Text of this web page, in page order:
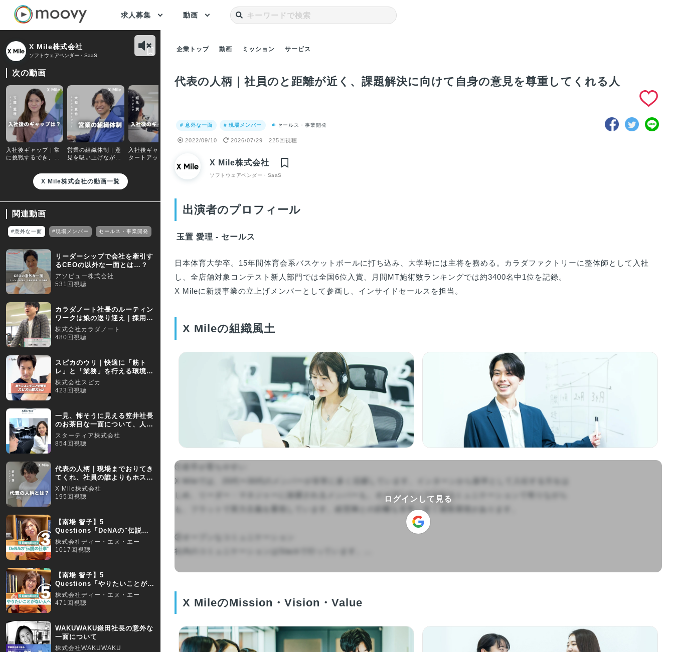
求人募集 動画
X Mile株式会社
ソフトウェアベンダー・SaaS
次の動画
入社後ギャップ｜常
に挑戦するでき、会
じられる環境
営業の組織体制｜意
見を吸い上げなが
できる組織作りを目
指す
入社後ギャップ｜ス
タートアップならで
はのスピード感があ
働く社員の生活/健康
をサポートしていま
でおりてきてくれ、
社員の誰よりもホス
ピタリティが高い社
長です
X Mile株式会社の動画一覧
関連動画
#意外な一面 #現場メンバー セールス・事業開発
リーダーシップで会社を牽引す
るCEOの以外な一面とは…？
アソビュー株式会社
531回視聴
カラダノート社長のルーティン
ワークは娘の送り迎え｜採用動
画
株式会社カラダノート
480回視聴
スピカのウリ｜快適に「筋ト
レ」と「業務」を行える環境が
あります
株式会社スピカ
423回視聴
一見、怖そうに見える笠井社長
のお茶目な一面について、人事
が語る！
スターティア株式会社
854回視聴
代表の人柄｜現場までおりてき
てくれ、社員の誰よりもホスピ
タリティが高い社長です
X Mile株式会社
195回視聴
【南場 智子】5
Questions「DeNAの"伝説の
仕事"とは？」
株式会社ディー・エヌ・エー
1017回視聴
【南場 智子】5
Questions「やりたいことがな
くて困っている人へ」
株式会社ディー・エヌ・エー
471回視聴
WAKUWAKU鎌田社長の意外な
一面について
株式会社WAKUWAKU
企業トップ 動画 ミッション サービス
代表の人柄｜社員のと距離が近く、課題解決に向けて自身の意見を尊重してくれる人
# 意外な一面 # 現場メンバー セールス・事業開発
2022/09/10 2026/07/29 225回視聴
X Mile株式会社
ソフトウェアベンダー・SaaS
出演者のプロフィール
玉置 愛理 - セールス
日本体育大学卒。15年間体育会系バスケットボールに打ち込み、大学時には主将を務める。カラダファクトリーに整体師として入社
し、全店舗対象コンテスト新人部門では全国6位入賞、月間MT施術数ランキングでは約3400名中1位を記録。
X Mileに新規事業の立上げメンバーとして参画し、インサイドセールスを担当。
X Mileの組織風土
①若手が育ちやすい
X Mileでは、20代〜30代のメンバーが非常に多く活躍しています。インターンから新卒として入社する方をは
じめ、リーダー・マネジャーに抜擢されるメンバーも。オープンでソフトなコミュニケーションで有りながら
も、フラットで実力主義を重視しています。経営陣との距離も非常に近く成長環境があります。
②オープンなコミュニケーション
社内のコミュニケーションはSlackで行っています。...
ログインして見る
X MileのMission・Vision・Value